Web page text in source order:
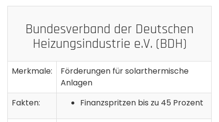
Bundesverband der Deutschen
Heizungsindustrie e.V. (BDH)
Merkmale:
Förderungen für solarthermische
Anlagen
Fakten:
Finanzspritzen bis zu 45 Prozent